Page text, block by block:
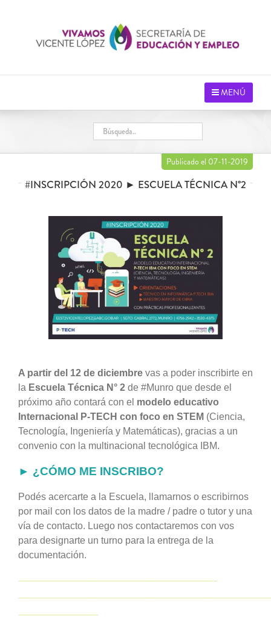
MENÚ
Publicado el 07-11-2019
#INSCRIPCIÓN 2020 ► ESCUELA TÉCNICA N°2
A partir del 12 de diciembre vas a poder inscribirte en
la Escuela Técnica N° 2 de #Munro que desde el
próximo año contará con el modelo educativo
Internacional P-TECH con foco en STEM (Ciencia,
Tecnología, Ingeniería y Matemáticas), gracias a un
convenio con la multinacional tecnológica IBM.
► ¿CÓMO ME INSCRIBO?
Podés acercarte a la Escuela, llamarnos o escribirnos
por mail con los datos de la madre / padre o tutor y una
vía de contacto. Luego nos contactaremos con vos
para designarte un turno para la entrega de la
documentación.
—————————————————-
———————